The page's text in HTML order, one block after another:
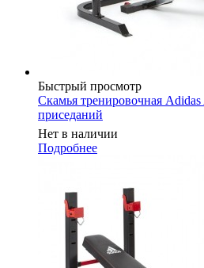
Быстрый просмотр
Скамья тренировочная
приседаний
Нет в наличии
Подробнее